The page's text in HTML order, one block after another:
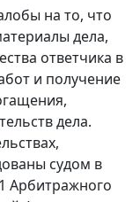
на то, что
дела,
ответчика в
и получение
дела.
судом в
Арбитражного